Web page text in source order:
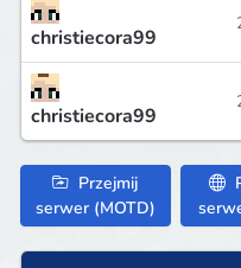
christiecora99
christiecora99
Przejmij
serwer (MOTD)